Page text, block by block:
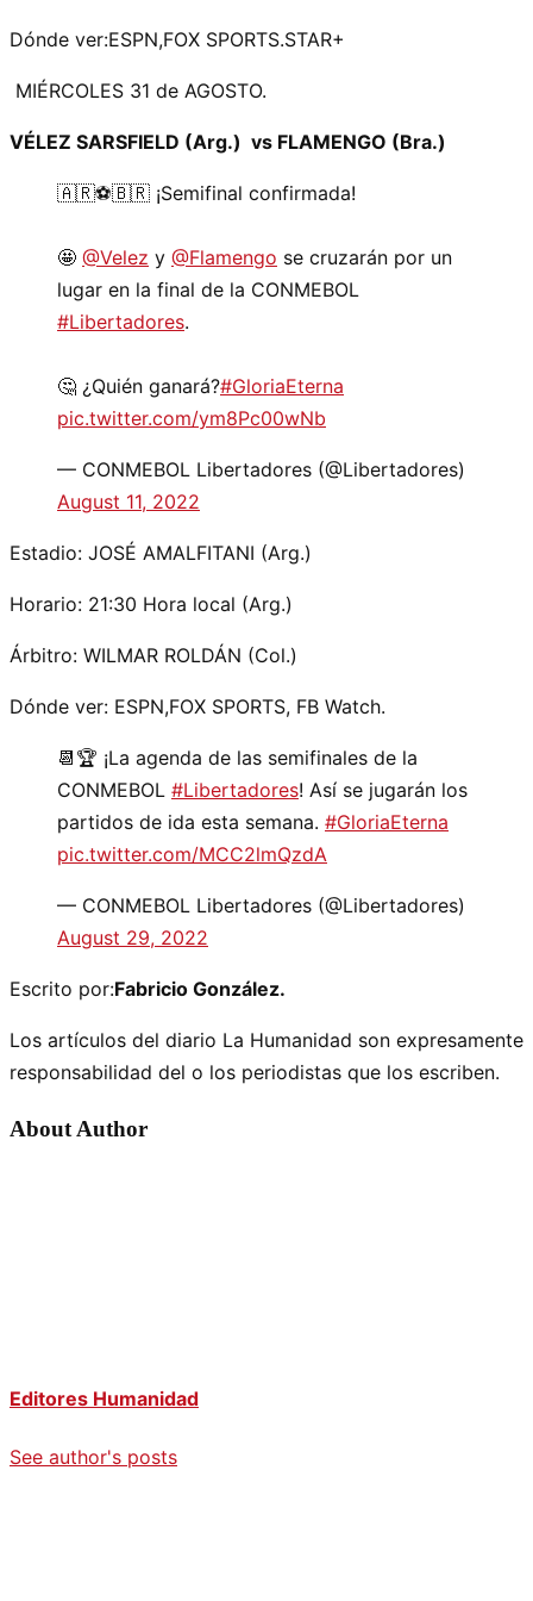
Dónde ver:ESPN,FOX SPORTS.STAR+
MIÉRCOLES 31 de AGOSTO.
VÉLEZ SARSFIELD (Arg.) vs FLAMENGO (Bra.)
🇦🇷⚽️🇧🇷 ¡Semifinal confirmada!
🤩 @Velez y @Flamengo se cruzarán por un
lugar en la final de la CONMEBOL
#Libertadores.
🤔 ¿Quién ganará?#GloriaEterna
pic.twitter.com/ym8Pc00wNb
— CONMEBOL Libertadores (@Libertadores)
August 11, 2022
Estadio: JOSÉ AMALFITANI (Arg.)
Horario: 21:30 Hora local (Arg.)
Árbitro: WILMAR ROLDÁN (Col.)
Dónde ver: ESPN,FOX SPORTS, FB Watch.
📆🏆 ¡La agenda de las semifinales de la
CONMEBOL #Libertadores! Así se jugarán los
partidos de ida esta semana. #GloriaEterna
pic.twitter.com/MCC2lmQzdA
— CONMEBOL Libertadores (@Libertadores)
August 29, 2022
Escrito por:Fabricio González.
Los artículos del diario La Humanidad son expresamente
responsabilidad del o los periodistas que los escriben.
About Author
Editores Humanidad
See author's posts